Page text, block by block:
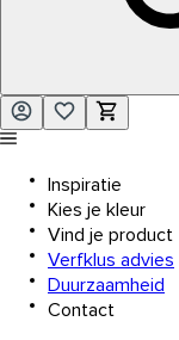
Inspiratie
Kies je kleur
Vind je product
Verfklus advies
Duurzaamheid
Contact